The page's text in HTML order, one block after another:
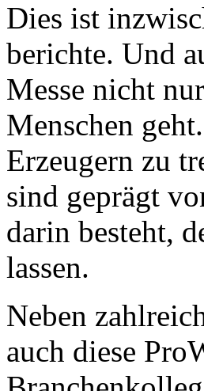
Dies ist
berichte. Und
Messe nicht
Menschen
Erzeugern zu
sind geprägt
darin besteht,
lassen.
Neben
auch diese